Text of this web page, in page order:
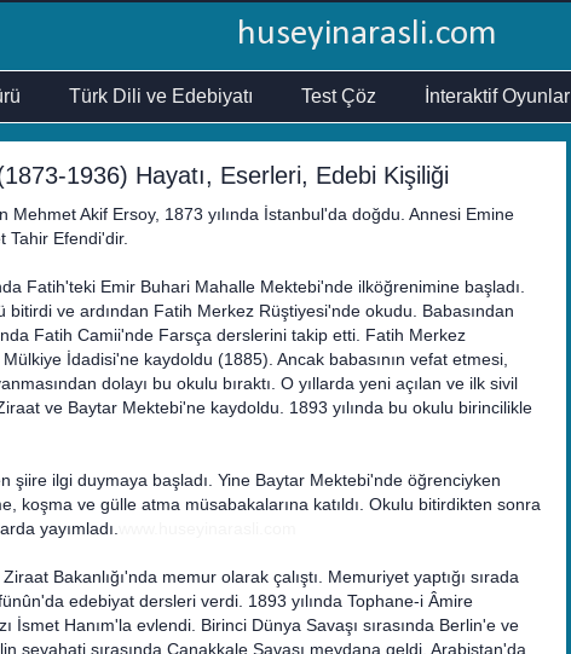
huseyinarasli.com
Türk Dili ve Edebiyatı Test Çöz İnteraktif Oyunlar
1936) Hayatı, Eserleri, Edebi Kişiliği
Mehmet Akif Ersoy, 1873 yılında İstanbul'da doğdu. Annesi Emine
Tahir Efendi'dir.
Fatih'teki Emir Buhari Mahalle Mektebi'nde ilköğrenimine başladı.
bitirdi ve ardından Fatih Merkez Rüştiyesi'nde okudu. Babasından
Fatih Camii'nde Farsça derslerini takip etti. Fatih Merkez
İdadisi'ne kaydoldu (1885). Ancak babasının vefat etmesi,
dolayı bu okulu bıraktı. O yıllarda yeni açılan ve ilk sivil
ve Baytar Mektebi'ne kaydoldu. 1893 yılında bu okulu birincilikle
şiire ilgi duymaya başladı. Yine Baytar Mektebi'nde öğrenciyken
koşma ve gülle atma müsabakalarına katıldı. Okulu bitirdikten sonra
yayımladı.
Bakanlığı'nda memur olarak çalıştı. Memuriyet yaptığı sırada
edebiyat dersleri verdi. 1893 yılında Tophane-i Âmire
İsmet Hanım'la evlendi. Birinci Dünya Savaşı sırasında Berlin'e ve
seyahati sırasında Çanakkale Savaşı meydana geldi. Arabistan'da